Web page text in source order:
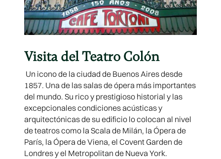
Visita del Teatro Colón
Un icono de la ciudad de Buenos Aires desde
1857. Una de las salas de ópera más importantes
del mundo. Su rico y prestigioso historial y las
excepcionales condiciones acústicas y
arquitectónicas de su edificio lo colocan al nivel
de teatros como la Scala de Milán, la Ópera de
París, la Ópera de Viena, el Covent Garden de
Londres y el Metropolitan de Nueva York.